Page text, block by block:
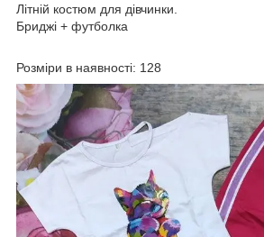
Літній костюм для дівчинки.
Бриджі + футболка
Розміри в наявності: 128